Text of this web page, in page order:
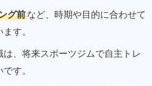
グ前など、時期や目的に合わせて
す。
、将来スポーツジムで自主トレ
す。